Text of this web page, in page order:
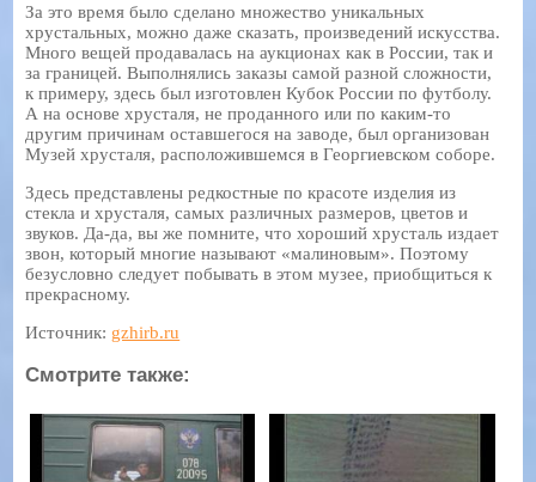
За это время было сделано множество уникальных
хрустальных, можно даже сказать, произведений искусства.
Много вещей продавалась на аукционах как в России, так и
за границей. Выполнялись заказы самой разной сложности,
к примеру, здесь был изготовлен Кубок России по футболу.
А на основе хрусталя, не проданного или по каким-то
другим причинам оставшегося на заводе, был организован
Музей хрусталя, расположившемся в Георгиевском соборе.
Здесь представлены редкостные по красоте изделия из
стекла и хрусталя, самых различных размеров, цветов и
звуков. Да-да, вы же помните, что хороший хрусталь издает
звон, который многие называют «малиновым». Поэтому
безусловно следует побывать в этом музее, приобщиться к
прекрасному.
Источник: gzhirb.ru
Смотрите также: